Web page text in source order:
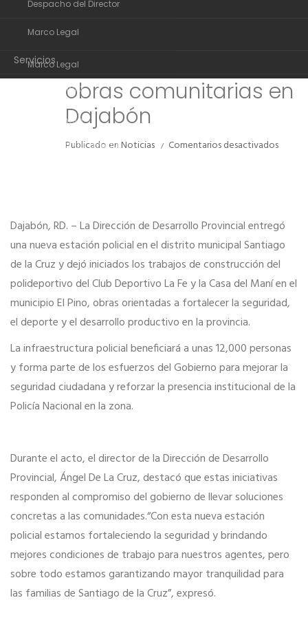
Organigrama
Despacho del Director
Marco Legal
Transparencia
Despacho del Director
Marco Legal
Servicios
Transparencia
Comunidad de ayuda
estación policial e
inicia construcción de
obras comunitarias en
Dajabón
Publicado enNoticias Comentarios desactivadosen
policial
e
inicia
de
obras
Dajabón, RD. – La Dirección de Desarrollo Provincial entregó
una nueva estación policial en el distrito municipal Santiago
de la Cruz y dejó iniciados los trabajos de construcción del
polideportivo del Club Deportivo La Fe y la Casa del Maní en el
municipio El Pino, obras orientadas a fortalecer la seguridad,
el deporte y el desarrollo productivo en la provincia.
La infraestructura policial beneficiará a unas 12,000 personas
y forma parte de los esfuerzos del Gobierno para mejorar la
seguridad ciudadana y reforzar la presencia institucional de la
Policía Nacional en la zona.
Durante el acto, el director de la Dirección de Desarrollo
Provincial, Ángel De La Cruz, destacó que estas iniciativas
responden al compromiso del gobierno de llevar soluciones
concretas a las comunidades.“Con esta nueva estación
policial estamos fortaleciendo la seguridad y brindando
mejores condiciones de trabajo para nuestros agentes, pero
sobre todo estamos garantizando mayor tranquilidad para
las familias de Santiago de la Cruz”, expresó.